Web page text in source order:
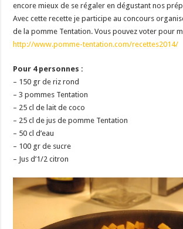
encore mieux de se régaler en dégustant nos
Avec cette recette je participe au concours
de la pomme Tentation. Vous pouvez voter pour
http://www.pomme-tentation.com/recettes2014/
Pour 4 personnes :
– 150 gr de riz rond
– 3 pommes Tentation
– 25 cl de lait de coco
– 25 cl de jus de pomme Tentation
– 50 cl d’eau
– 100 gr de sucre
– Jus d’1/2 citron